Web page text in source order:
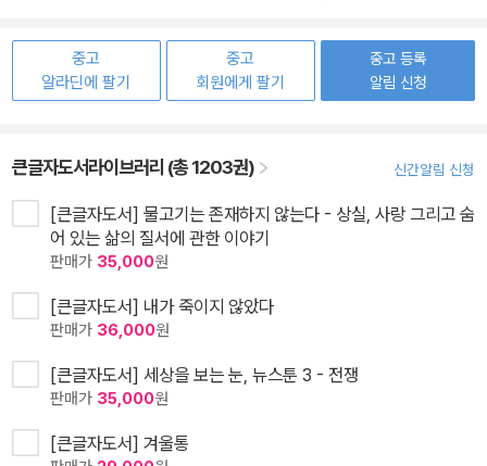
중고
알라딘에 팔기
중고
회원에게 팔기
중고 등록
알림 신청
큰글자도서라이브러리 (총 1203권) 신간알림 신청
[큰글자도서] 물고기는 존재하지 않는다 - 상실, 사랑 그리고 숨
어 있는 삶의 질서에 관한 이야기
판매가 35,000원
[큰글자도서] 내가 죽이지 않았다
판매가 36,000원
[큰글자도서] 세상을 보는 눈, 뉴스툰 3 - 전쟁
판매가 35,000원
[큰글자도서] 겨울통